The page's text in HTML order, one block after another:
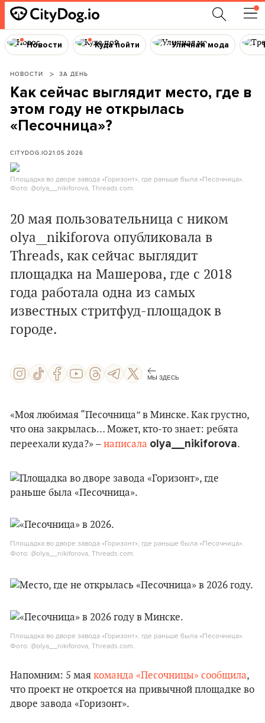
Новости Куда пойти Уличная мода
НОВОСТИ ЗА ДЕНЬ
Как сейчас выглядит место, где в
этом году не открылась
«Песочница»?
CITYDOG.IO21.05.2026
Площадка во дворе завода «Горизонт», где раньше была «Песочница».
Фото: @olya__nikiforova, Threads.com.
20 мая пользовательница с ником
olya__nikiforova опубликовала в
Threads, как сейчас выглядит
площадка на Машерова, где с 2018
года работала одна из самых
известных стритфуд-площадок в
городе.
МЫ ЗДЕСЬ
«Моя любимая “Песочница” в Минске. Как грустно,
что она закрылась… Может, кто-то знает: ребята
переехали куда?» – написала olya__nikiforova.
Площадка во дворе завода «Горизонт», где раньше была «Песочница».
Фото: @olya__nikiforova, Threads.com.
Площадка во дворе завода «Горизонт», где раньше была «Песочница».
Фото: @olya__nikiforova, Threads.com.
Напомним: 5 мая команда «Песочницы» сообщила,
что проект не откроется на привычной площадке во
дворе завода «Горизонт».